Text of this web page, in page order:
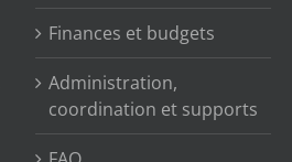
Finances et budgets
Administration,
coordination et supports